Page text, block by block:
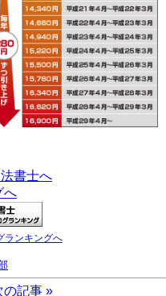
へ
ランキングへ
の記事 »